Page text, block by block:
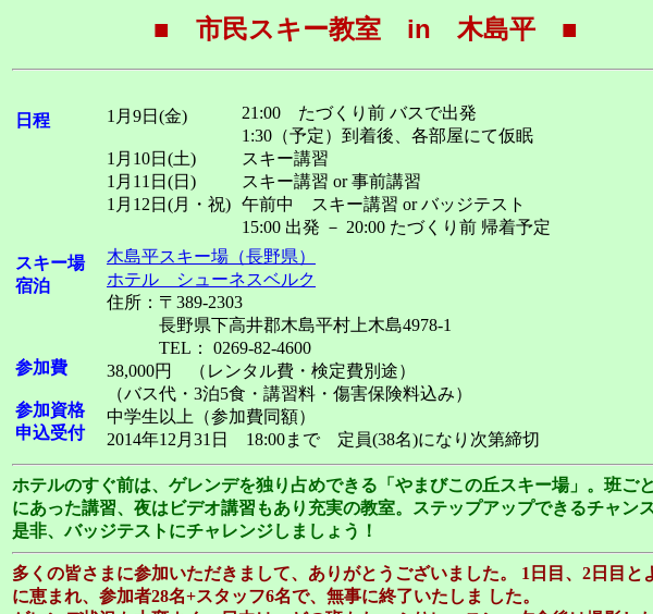
■ 市民スキー教室 in 木島平 ■
日程 1月9日(金)
1月10日(土)
1月11日(日)
1月12日(月・祝)
21:00 たづくり前 バスで出発
1:30（予定）到着後、各部屋にて仮眠
スキー講習
スキー講習 or 事前講習
午前中 スキー講習 or バッジテスト
15:00 出発 － 20:00 たづくり前 帰着予定
スキー場
宿泊
参加費
参加資格
申込受付
木島平スキー場（長野県）
ホテル シューネスベルク
住所：〒389-2303
長野県下高井郡木島平村上木島4978-1
TEL： 0269-82-4600
38,000円 （レンタル費・検定費別途）
（バス代・3泊5食・講習料・傷害保険料込み）
中学生以上（参加費同額）
2014年12月31日 18:00まで 定員(38名)になり次第締切
ホテルのすぐ前は、ゲレンデを独り占めできる「やまびこの丘スキー場」。班ご
にあった講習、夜はビデオ講習もあり充実の教室。ステップアップできるチャンス
是非、バッジテストにチャレンジしましょう！
多くの皆さまに参加いただきまして、ありがとうございました。 1日目、2日目と
に恵まれ、参加者28名+スタッフ6名で、無事に終了いたしま した。